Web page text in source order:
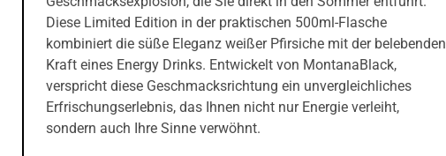
Diese Limited Edition in der praktischen 500ml-Flasche
kombiniert die süße Eleganz weißer Pfirsiche mit der belebenden
Kraft eines Energy Drinks. Entwickelt von MontanaBlack,
verspricht diese Geschmacksrichtung ein unvergleichliches
Erfrischungserlebnis, das Ihnen nicht nur Energie verleiht,
sondern auch Ihre Sinne verwöhnt.